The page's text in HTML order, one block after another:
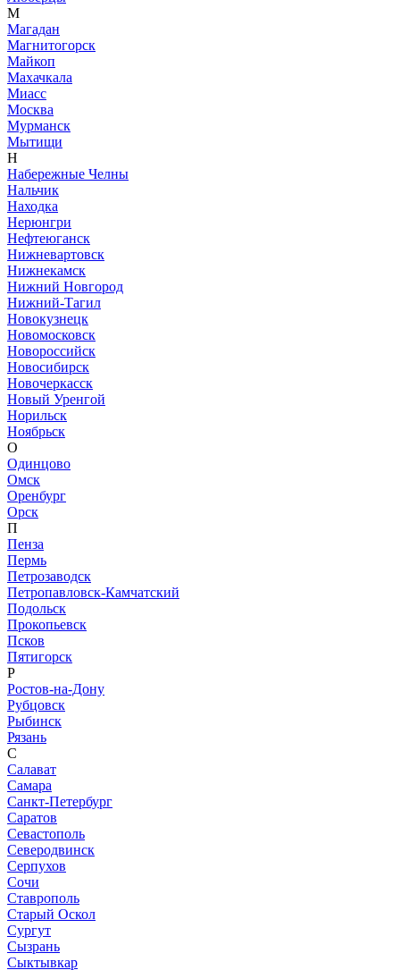
М
Магадан
Магнитогорск
Майкоп
Махачкала
Миасс
Москва
Мурманск
Мытищи
Н
Набережные Челны
Нальчик
Находка
Нерюнгри
Нефтеюганск
Нижневартовск
Нижнекамск
Нижний Новгород
Нижний-Тагил
Новокузнецк
Новомосковск
Новороссийск
Новосибирск
Новочеркасск
Новый Уренгой
Норильск
Ноябрьск
О
Одинцово
Омск
Оренбург
Орск
П
Пенза
Пермь
Петрозаводск
Петропавловск-Камчатский
Подольск
Прокопьевск
Псков
Пятигорск
Р
Ростов-на-Дону
Рубцовск
Рыбинск
Рязань
С
Салават
Самара
Санкт-Петербург
Саратов
Севастополь
Северодвинск
Серпухов
Сочи
Ставрополь
Старый Оскол
Сургут
Сызрань
Сыктывкар